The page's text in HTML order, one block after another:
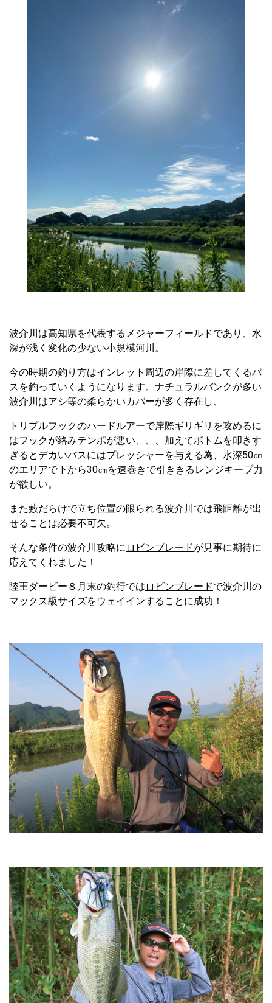
波介川は高知県を代表するメジャーフィールドであり、水
深が浅く変化の少ない小規模河川。
今の時期の釣り方はインレット周辺の岸際に差してくるバ
スを釣っていくようになります。ナチュラルバンクが多い
波介川はアシ等の柔らかいカバーが多く存在し、
トリプルフックのハードルアーで岸際ギリギリを攻めるに
はフックが絡みテンポが悪い、、、加えてボトムを叩きす
ぎるとデカいバスにはプレッシャーを与える為、水深50㎝
のエリアで下から30㎝を速巻きで引ききるレンジキープ力
が欲しい。
また藪だらけで立ち位置の限られる波介川では飛距離が出
せることは必要不可欠。
そんな条件の波介川攻略に ロビンブレードが見事に期待に
応えてくれました！
陸王ダービー８月末の釣行では ロビンブレードで波介川の
マックス級サイズをウェイインすることに成功！